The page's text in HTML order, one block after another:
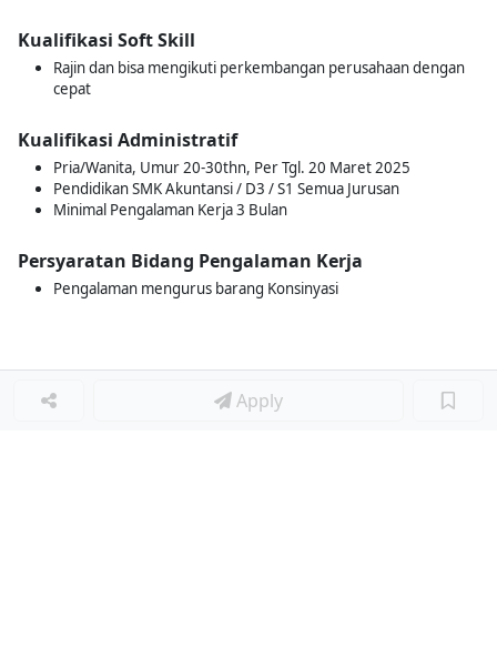
Kualifikasi Soft Skill
Rajin dan bisa mengikuti perkembangan perusahaan dengan
cepat
Kualifikasi Administratif
Pria/Wanita, Umur 20-30thn, Per Tgl. 20 Maret 2025
Pendidikan SMK Akuntansi / D3 / S1 Semua Jurusan
Minimal Pengalaman Kerja 3 Bulan
Persyaratan Bidang Pengalaman Kerja
Pengalaman mengurus barang Konsinyasi
Apply